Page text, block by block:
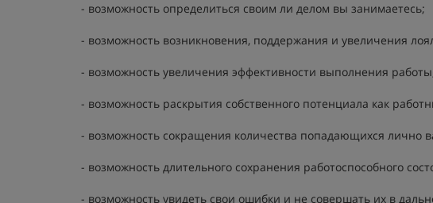
- возможность определиться своим ли делом вы занимаетесь;
- возможность возникновения, поддержания и увеличения
- возможность увеличения эффективности выполнения
- возможность раскрытия собственного потенциала как
- возможность сокращения количества попадающихся лично
- возможность длительного сохранения работоспособного
- возможность увидеть свои ошибки и не совершать их в